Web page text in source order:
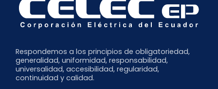
Respondemos a los principios de obligatoriedad,
generalidad, uniformidad, responsabilidad,
universalidad, accesibilidad, regularidad,
continuidad y calidad.